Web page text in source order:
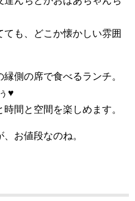
も、どこか懐かしい雰囲
側の席で食べるランチ。
♥
間と空間を楽しめます。
お値段なのね。